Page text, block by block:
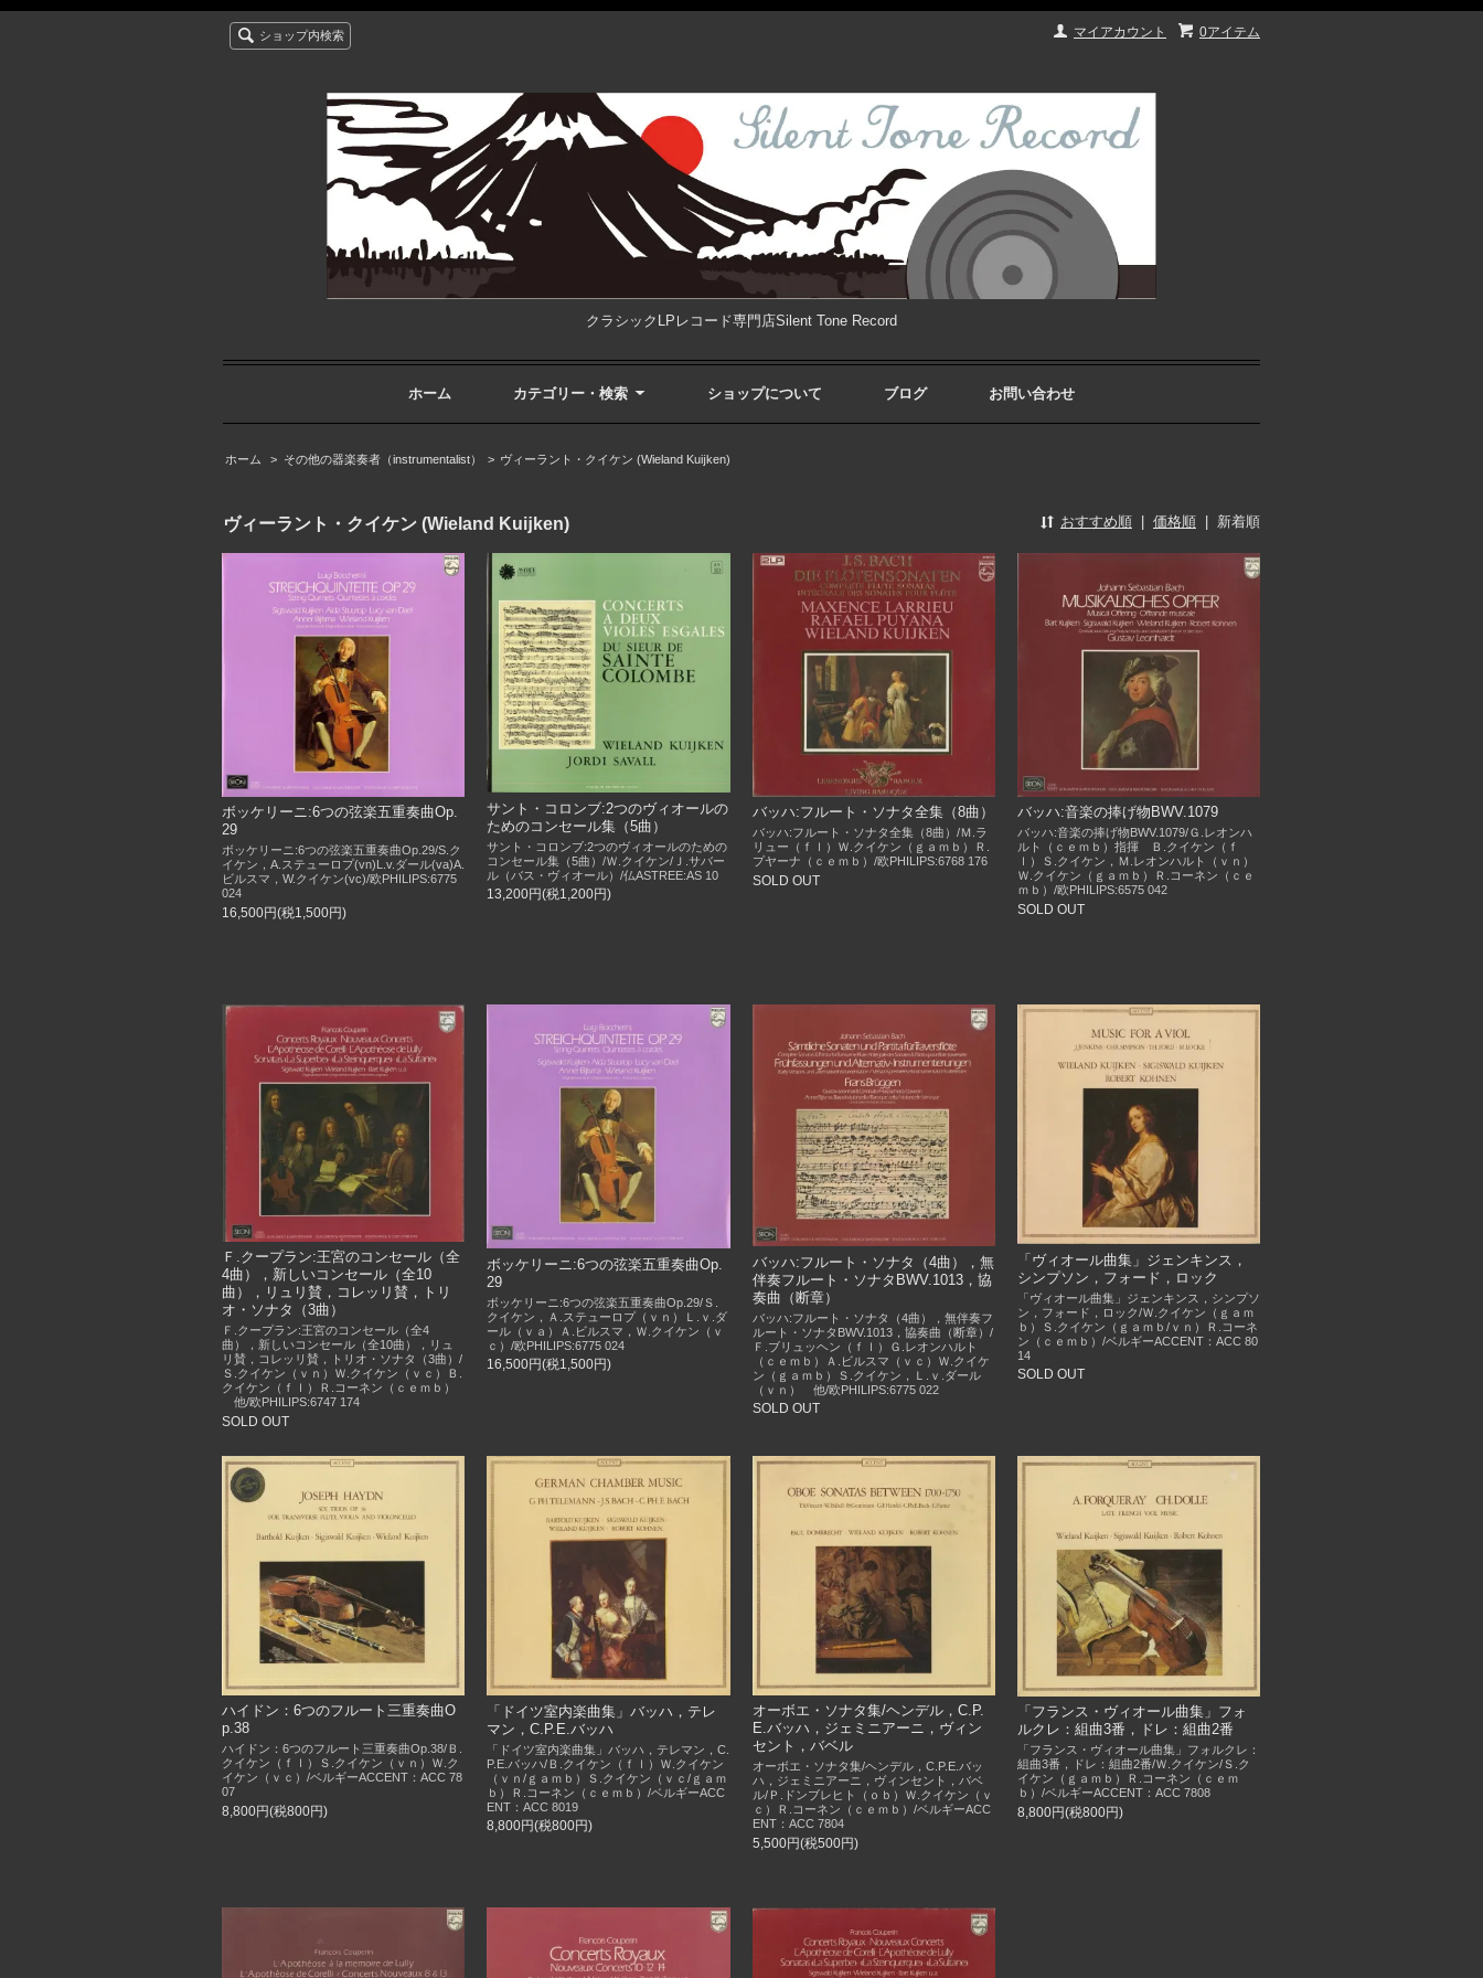
0アイテム
マイアカウント
ショップ内検索
クラシックLPレコード専門店Silent Tone Record
ホーム カテゴリー・検索 ショップについて ブログ お問い合わせ
ホーム > その他の器楽奏者（instrumentalist） > ヴィーラント・クイケン (Wieland Kuĳken)
ヴィーラント・クイケン (Wieland Kuĳken) おすすめ順 価格順 新着順
ボッケリーニ:6つの弦楽五重奏曲Op.
29
ボッケリーニ:6つの弦楽五重奏曲Op.29/S.ク
イケン，A.ステューロプ(vn)L.v.ダール(va)A.
ビルスマ，W.クイケン(vc)/欧PHILIPS:6775
024
16,500円(税1,500円)
サント・コロンブ:2つのヴィオールの
ためのコンセール集（5曲）
サント・コロンブ:2つのヴィオールのための
コンセール集（5曲）/Ｗ.クイケン/Ｊ.サバー
ル（バス・ヴィオール）/仏ASTREE:AS 10
13,200円(税1,200円)
バッハ:フルート・ソナタ全集（8曲）
バッハ:フルート・ソナタ全集（8曲）/Ｍ.ラ
リュー（ｆｌ）Ｗ.クイケン（ｇａｍｂ）Ｒ.
プヤーナ（ｃｅｍｂ）/欧PHILIPS:6768 176
SOLD OUT
バッハ:音楽の捧げ物BWV.1079
バッハ:音楽の捧げ物BWV.1079/Ｇ.レオンハ
ルト（ｃｅｍｂ）指揮 Ｂ.クイケン（ｆ
ｌ）Ｓ.クイケン，Ｍ.レオンハルト（ｖｎ）
Ｗ.クイケン（ｇａｍｂ）Ｒ.コーネン（ｃｅ
ｍｂ）/欧PHILIPS:6575 042
SOLD OUT
Ｆ.クープラン:王宮のコンセール（全
4曲），新しいコンセール（全10
曲），リュリ賛，コレッリ賛，トリ
オ・ソナタ（3曲）
Ｆ.クープラン:王宮のコンセール（全4
曲），新しいコンセール（全10曲），リュ
リ賛，コレッリ賛，トリオ・ソナタ（3曲）/
Ｓ.クイケン（ｖｎ）Ｗ.クイケン（ｖｃ）Ｂ.
クイケン（ｆｌ）Ｒ.コーネン（ｃｅｍｂ）
他/欧PHILIPS:6747 174
SOLD OUT
ボッケリーニ:6つの弦楽五重奏曲Op.
29
ボッケリーニ:6つの弦楽五重奏曲Op.29/Ｓ.
クイケン，Ａ.ステューロプ（ｖｎ）Ｌ.ｖ.ダ
ール（ｖａ）Ａ.ビルスマ，Ｗ.クイケン（ｖ
ｃ）/欧PHILIPS:6775 024
16,500円(税1,500円)
バッハ:フルート・ソナタ（4曲），無
伴奏フルート・ソナタBWV.1013，協
奏曲（断章）
バッハ:フルート・ソナタ（4曲），無伴奏フ
ルート・ソナタBWV.1013，協奏曲（断章）/
Ｆ.ブリュッヘン（ｆｌ）Ｇ.レオンハルト
（ｃｅｍｂ）Ａ.ビルスマ（ｖｃ）Ｗ.クイケ
ン（ｇａｍｂ）Ｓ.クイケン，Ｌ.ｖ.ダール
（ｖｎ） 他/欧PHILIPS:6775 022
SOLD OUT
「ヴィオール曲集」ジェンキンス，
シンプソン，フォード，ロック
「ヴィオール曲集」ジェンキンス，シンプソ
ン，フォード，ロック/Ｗ.クイケン（ｇａｍ
ｂ）Ｓ.クイケン（ｇａｍｂ/ｖｎ）Ｒ.コーネ
ン（ｃｅｍｂ）/ベルギーACCENT：ACC 80
14
SOLD OUT
ハイドン：6つのフルート三重奏曲O
p.38
ハイドン：6つのフルート三重奏曲Op.38/Ｂ.
クイケン（ｆｌ）Ｓ.クイケン（ｖｎ）Ｗ.ク
イケン（ｖｃ）/ベルギーACCENT：ACC 78
07
8,800円(税800円)
「ドイツ室内楽曲集」バッハ，テレ
マン，C.P.E.バッハ
「ドイツ室内楽曲集」バッハ，テレマン，C.
P.E.バッハ/Ｂ.クイケン（ｆｌ）Ｗ.クイケン
（ｖｎ/ｇａｍｂ）Ｓ.クイケン（ｖｃ/ｇａｍ
ｂ）Ｒ.コーネン（ｃｅｍｂ）/ベルギーACC
ENT：ACC 8019
8,800円(税800円)
オーボエ・ソナタ集/ヘンデル，C.P.
E.バッハ，ジェミニアーニ，ヴィン
セント，バベル
オーボエ・ソナタ集/ヘンデル，C.P.E.バッ
ハ，ジェミニアーニ，ヴィンセント，バベ
ル/Ｐ.ドンブレヒト（ｏｂ）Ｗ.クイケン（ｖ
ｃ）Ｒ.コーネン（ｃｅｍｂ）/ベルギーACC
ENT：ACC 7804
5,500円(税500円)
「フランス・ヴィオール曲集」フォ
ルクレ：組曲3番，ドレ：組曲2番
「フランス・ヴィオール曲集」フォルクレ：
組曲3番，ドレ：組曲2番/Ｗ.クイケン/Ｓ.ク
イケン（ｇａｍｂ）Ｒ.コーネン（ｃｅｍ
ｂ）/ベルギーACCENT：ACC 7808
8,800円(税800円)